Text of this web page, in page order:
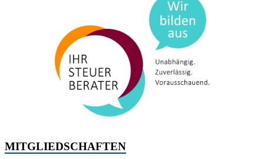
MITGLIEDSCHAFTEN